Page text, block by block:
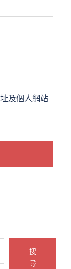
及個人網站
搜
尋